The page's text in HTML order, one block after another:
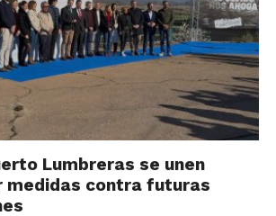
Lumbreras se unen
medidas contra futuras